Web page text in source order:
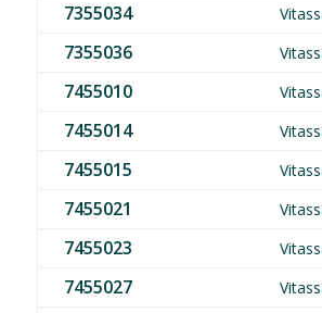
7355034
7355036
7455010
7455014
7455015
7455021
7455023
7455027